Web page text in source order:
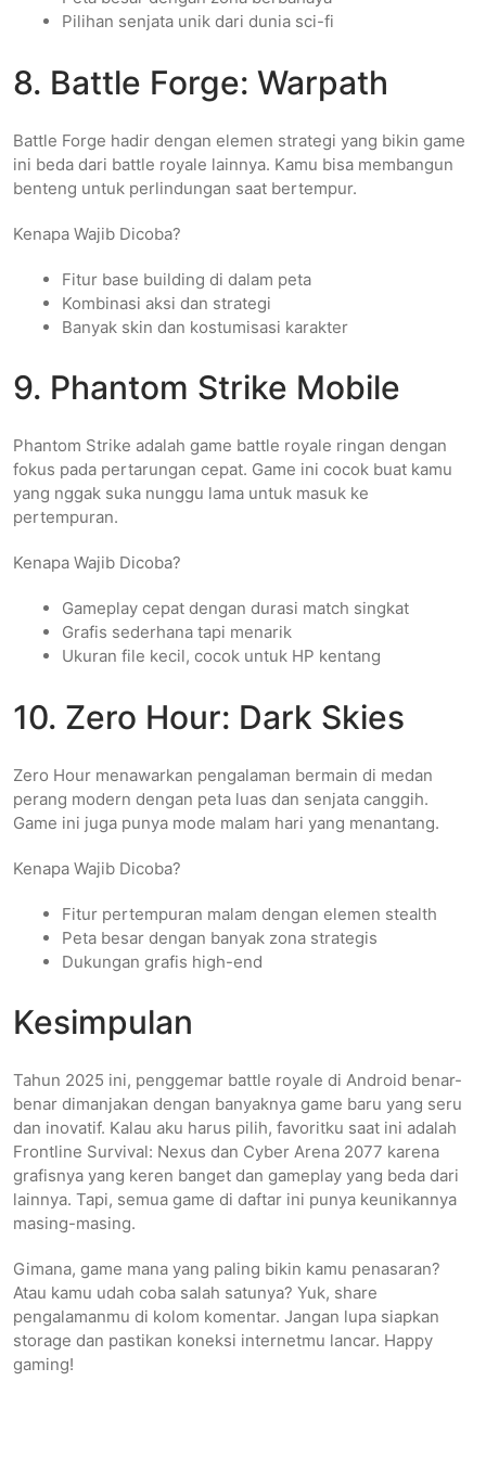
Pilihan senjata unik dari dunia sci-fi
8. Battle Forge: Warpath
Battle Forge hadir dengan elemen strategi yang bikin game
ini beda dari battle royale lainnya. Kamu bisa membangun
benteng untuk perlindungan saat bertempur.
Kenapa Wajib Dicoba?
Fitur base building di dalam peta
Kombinasi aksi dan strategi
Banyak skin dan kostumisasi karakter
9. Phantom Strike Mobile
Phantom Strike adalah game battle royale ringan dengan
fokus pada pertarungan cepat. Game ini cocok buat kamu
yang nggak suka nunggu lama untuk masuk ke
pertempuran.
Kenapa Wajib Dicoba?
Gameplay cepat dengan durasi match singkat
Grafis sederhana tapi menarik
Ukuran file kecil, cocok untuk HP kentang
10. Zero Hour: Dark Skies
Zero Hour menawarkan pengalaman bermain di medan
perang modern dengan peta luas dan senjata canggih.
Game ini juga punya mode malam hari yang menantang.
Kenapa Wajib Dicoba?
Fitur pertempuran malam dengan elemen stealth
Peta besar dengan banyak zona strategis
Dukungan grafis high-end
Kesimpulan
Tahun 2025 ini, penggemar battle royale di Android benar-
benar dimanjakan dengan banyaknya game baru yang seru
dan inovatif. Kalau aku harus pilih, favoritku saat ini adalah
Frontline Survival: Nexus dan Cyber Arena 2077 karena
grafisnya yang keren banget dan gameplay yang beda dari
lainnya. Tapi, semua game di daftar ini punya keunikannya
masing-masing.
Gimana, game mana yang paling bikin kamu penasaran?
Atau kamu udah coba salah satunya? Yuk, share
pengalamanmu di kolom komentar. Jangan lupa siapkan
storage dan pastikan koneksi internetmu lancar. Happy
gaming!